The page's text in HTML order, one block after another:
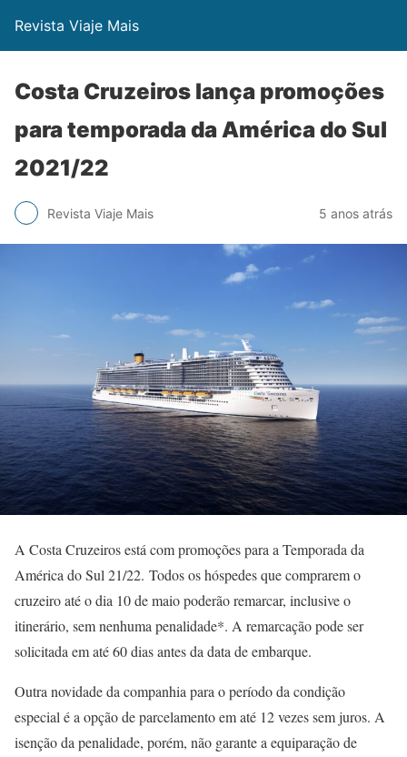
Revista Viaje Mais
Costa Cruzeiros lança promoções
para temporada da América do Sul
2021/22
Revista Viaje Mais 5 anos atrás
A Costa Cruzeiros está com promoções para a Temporada da
América do Sul 21/22. Todos os hóspedes que comprarem o
cruzeiro até o dia 10 de maio poderão remarcar, inclusive o
itinerário, sem nenhuma penalidade*. A remarcação pode ser
solicitada em até 60 dias antes da data de embarque.
Outra novidade da companhia para o período da condição
especial é a opção de parcelamento em até 12 vezes sem juros. A
isenção da penalidade, porém, não garante a equiparação de